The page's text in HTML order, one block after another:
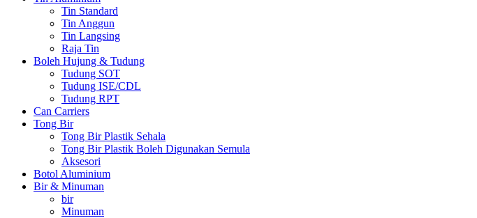
Tin Standard
Tin Anggun
Tin Langsing
Raja Tin
Boleh Hujung & Tudung
Tudung SOT
Tudung ISE/CDL
Tudung RPT
Can Carriers
Tong Bir
Tong Bir Plastik Sehala
Tong Bir Plastik Boleh Digunakan Semula
Aksesori
Botol Aluminium
Bir & Minuman
bir
Minuman